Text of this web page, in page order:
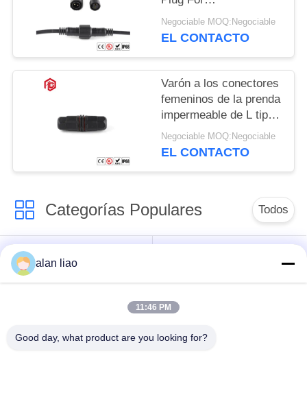
electromecánico
Negociable MOQ:Negociable
EL CONTACTO
Varón a los conectores
femeninos de la prenda
impermeable de L tipo
IP68 2P/de 3P 20A
Negociable MOQ:Negociable
EL CONTACTO
Categorías Populares Todos
Conector circular
impermeable
de la baja tensión
impermeable de los
Tenedor de la
alan liao
11:46 PM
Good day, what product are you looking for?